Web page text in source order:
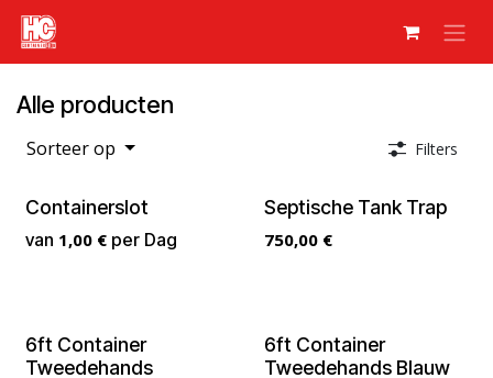
Overslaan naar inhoud
Alle producten
Sorteer op Filters
Containerslot
van 1,00 € per Dag
Septische Tank Trap
750,00€
6ft Container
Tweedehands
6ft Container
Tweedehands Blauw